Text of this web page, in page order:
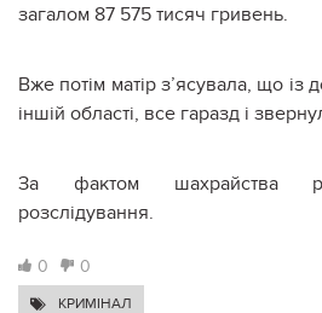
загалом 87 575 тисяч гривень.
Вже потім матір з’ясувала, що
іншій області, все гаразд і
За фактом шахрайства
розслідування.
0 0
КРИМІНАЛ